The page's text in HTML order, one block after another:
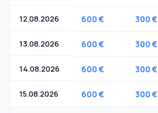
12.08.2026 600 € 300 €
13.08.2026 600 € 300 €
14.08.2026 600 € 300 €
15.08.2026 600 € 300 €